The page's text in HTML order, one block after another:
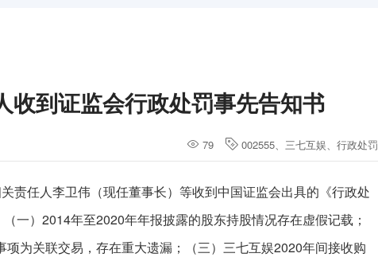
收到证监会行政处罚事先告知书
79 002555 三七互娱 、行政处罚
责任人李卫伟（现任董事长）等收到中国证监会出具的《行政处
一）2014年至2020年年报披露的股东持股情况存在虚假记载；
项为关联交易，存在重大遗漏；（三）三七互娱2020年间接收购